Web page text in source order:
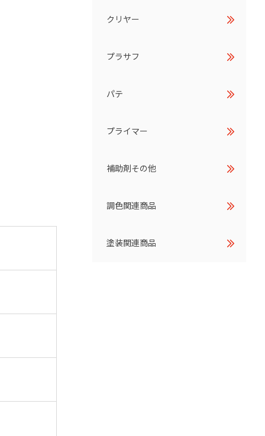
クリヤー
プラサフ
パテ
プライマー
補助剤その他
調色関連商品
塗装関連商品